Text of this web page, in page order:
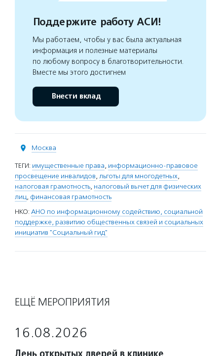
Поддержите работу АСИ!
Мы работаем, чтобы у вас была актуальная
информация и полезные материалы
по любому вопросу в благотворительности.
Вместе мы этого достигнем
Внести вклад
Москва
ТЕГИ: имущественные права, информационно-правовое
просвещение инвалидов, льготы для многодетных,
налоговая грамотность, налоговый вычет для физических
лиц, финансовая грамотность
НКО: АНО по информационному содействию, социальной
поддержке, развитию общественных связей и социальных
инициатив "Социальный гид"
ЕЩЁ МЕРОПРИЯТИЯ
16.08.2026
День открытых дверей в клинике